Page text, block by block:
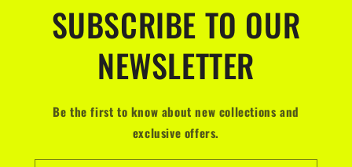
SUBSCRIBE TO OUR
NEWSLETTER
Be the first to know about new collections and
exclusive offers.